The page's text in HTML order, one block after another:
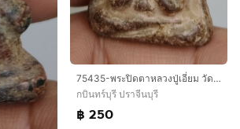
75435-พระปิดตาหลวงปู่เอี่ยม วัดสะพานสูง หลังแบบ เนื้อผงคลุกรักเก่า
กบินทร์บุรี ปราจีนบุรี
฿ 250